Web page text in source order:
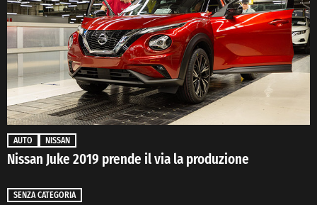
AUTO NISSAN
Nissan Juke 2019 prende il via la produzione
SENZA CATEGORIA